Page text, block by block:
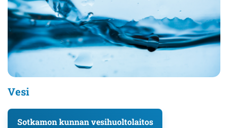
Vesi
Sotkamon kunnan vesihuoltolaitos